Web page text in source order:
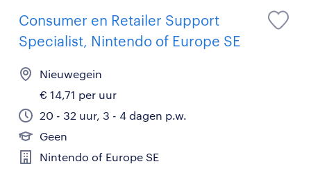
Consumer en Retailer Support
Specialist, Nintendo of Europe SE
Nieuwegein
€ 14,71 per uur
20 - 32 uur, 3 - 4 dagen p.w.
Geen
Nintendo of Europe SE